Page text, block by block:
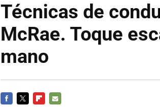
Técnicas de
McRae. Toque
mano